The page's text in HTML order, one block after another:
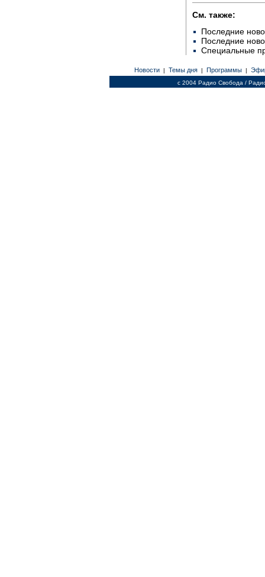
См. также:
Последние
Последние
Специальные
Новости | Темы дня | Программы |
c 2004 Радио Свобода /